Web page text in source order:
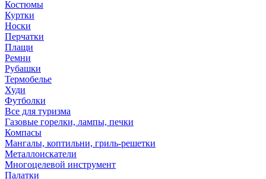
Костюмы
Куртки
Носки
Перчатки
Плащи
Ремни
Рубашки
Термобелье
Худи
Футболки
Все для туризма
Газовые горелки, лампы, печки
Компасы
Мангалы, коптильни, гриль-решетки
Металлоискатели
Многоцелевой инструмент
Палатки